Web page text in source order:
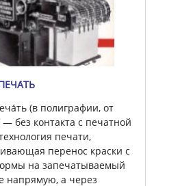
(в полиграфии, от
без контакта с печатной
печати,
перенос краски с
на запечатываемый
напрямую, а через